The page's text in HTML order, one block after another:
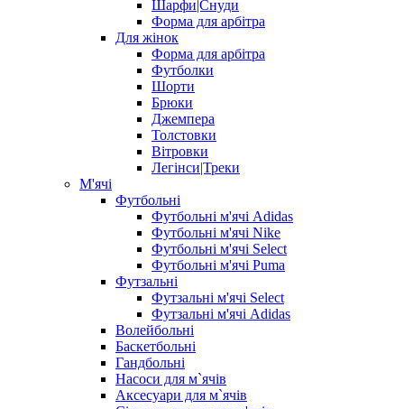
Шарфи|Снуди
Форма для арбітра
Для жінок
Форма для арбітра
Футболки
Шорти
Брюки
Джемпера
Толстовки
Вітровки
Легінси|Треки
М'ячі
Футбольні
Футбольні м'ячі Adidas
Футбольні м'ячі Nike
Футбольні м'ячі Select
Футбольні м'ячі Puma
Футзальні
Футзальні м'ячі Select
Футзальні м'ячі Adidas
Волейбольні
Баскетбольні
Гандбольні
Насоси для м`ячів
Аксесуари для м`ячів